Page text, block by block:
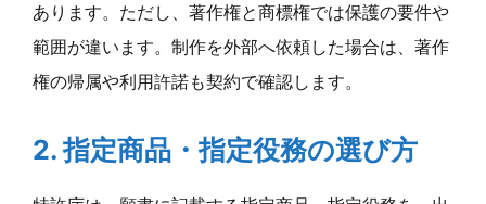
あります。ただし、著作権と商標権では保護の要件や
範囲が違います。制作を外部へ依頼した場合は、著作
権の帰属や利用許諾も契約で確認します。
2. 指定商品・指定役務の選び方